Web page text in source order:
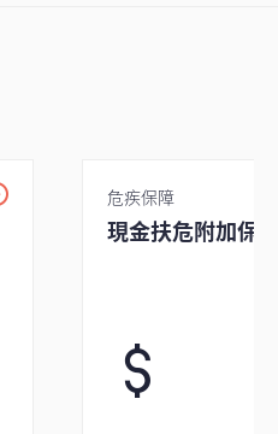
危疾保障
現金扶危附加保